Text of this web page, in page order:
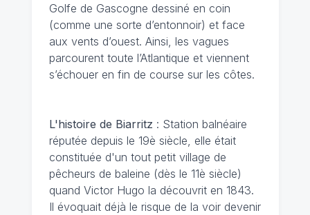
Golfe de Gascogne dessiné en coin
(comme une sorte d’entonnoir) et face
aux vents d’ouest. Ainsi, les vagues
parcourent toute l’Atlantique et viennent
s’échouer en fin de course sur les côtes.
L'histoire de Biarritz : Station balnéaire
réputée depuis le 19è siècle, elle était
constituée d'un tout petit village de
pêcheurs de baleine (dès le 11è siècle)
quand Victor Hugo la découvrit en 1843.
Il évoquait déjà le risque de la voir devenir